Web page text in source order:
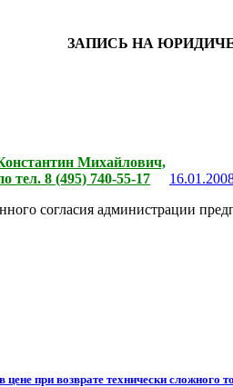
ЗАПИСЬ НА
Михайлович,
тел. 8 (495) 740-55-17
согласия администрации
при возврате технически сложного